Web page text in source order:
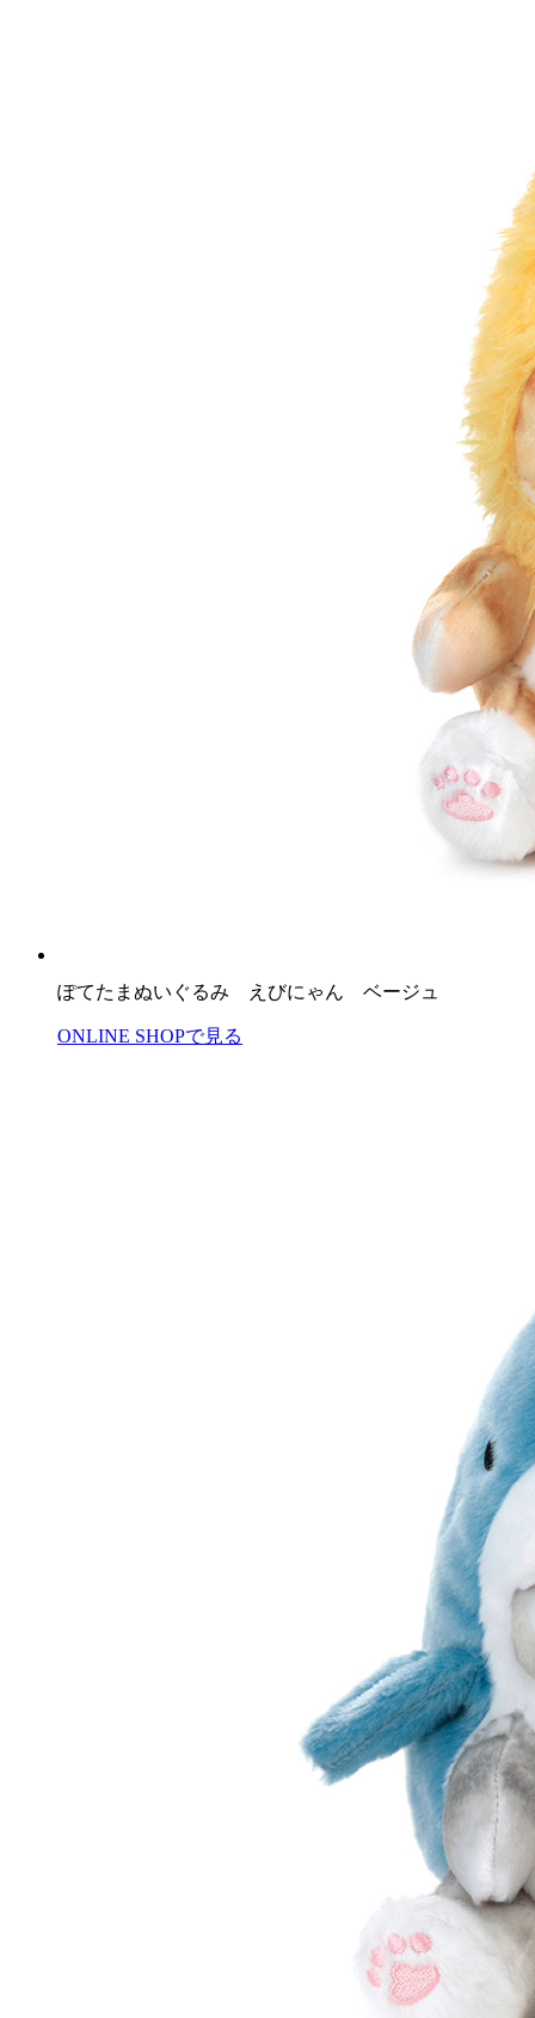
ぽてたまぬいぐるみ えびにゃん ベージュ
ONLINE SHOPで見る